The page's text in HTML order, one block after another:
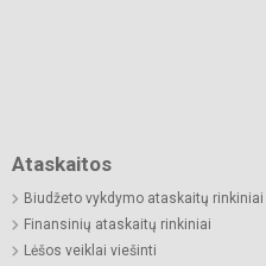
Ataskaitos
Biudžeto vykdymo ataskaitų rinkiniai
Finansinių ataskaitų rinkiniai
Lėšos veiklai viešinti